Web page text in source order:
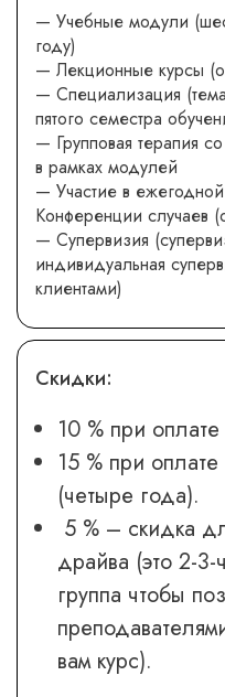
— Учебные модули
году)
— Лекционные курсы
— Специализация
пятого семестра
— Групповая терапия
в рамках модулей
— Участие в
Конференции случаев
— Супервизия
индивидуальная
клиентами)
Скидки:
10 % при
15 % при
(четыре года).
5 % – скидка
драйва (это 2-3-
группа чтобы
вам курс).